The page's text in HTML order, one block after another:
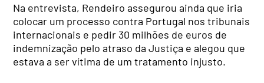
Na entrevista, Rendeiro assegurou ainda que iria
colocar um processo contra Portugal nos tribunais
internacionais e pedir 30 milhões de euros de
indemnização pelo atraso da Justiça e alegou que
estava a ser vítima de um tratamento injusto.